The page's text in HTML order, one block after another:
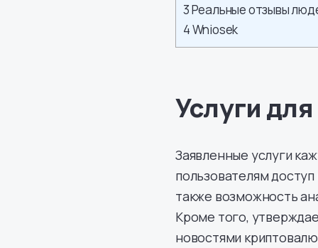
3Реальные отзывы
4Wniosek
Услуги
Заявленные услуги
пользователям
также возможность
Кроме того,
новостями